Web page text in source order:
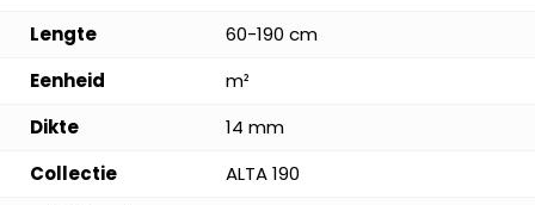
Lengte
60-190 cm
Eenheid
m²
Dikte
14 mm
Collectie
ALTA 190